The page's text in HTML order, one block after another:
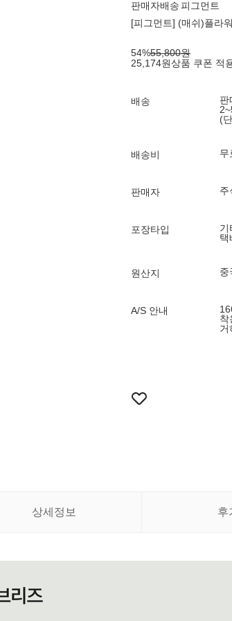
판매자배송피그먼트
[피그먼트] (매쉬)플라
54%55,800원
25,174원상품 쿠폰 적
배송
판
(
배송비 무
판매자 주
포장타입
기
택
원산지 중
A/S 안내
착
거
상세정보 후